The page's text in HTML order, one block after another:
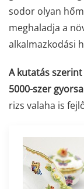
sodor olyan
meghaladja a
alkalmazkodási
A kutatás
5000-szer
rizs valaha is